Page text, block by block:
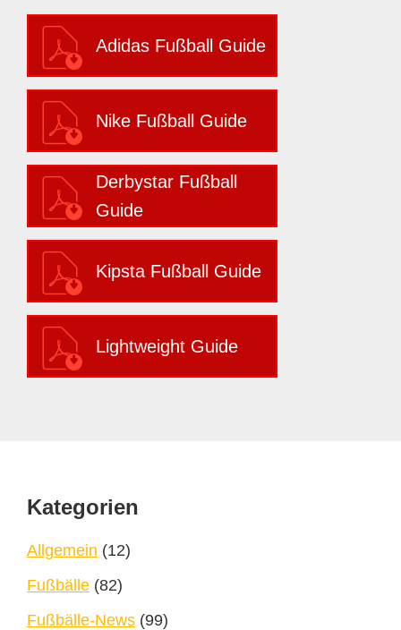
Adidas Fußball Guide
Nike Fußball Guide
Derbystar Fußball
Guide
Kipsta Fußball Guide
Lightweight Guide
Footer
Kategorien
Allgemein (12)
Fußbälle (82)
Fußbälle-News (99)